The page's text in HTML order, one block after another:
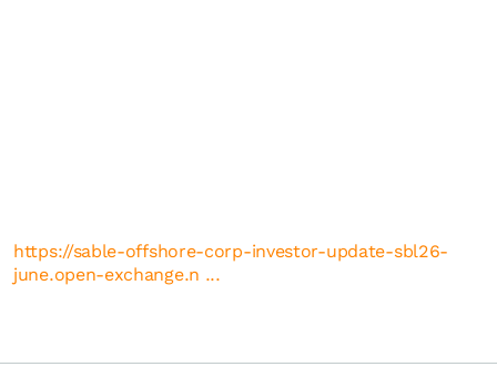
https://sable-offshore-corp-investor-update-sbl26-
june.open-exchange.n ...